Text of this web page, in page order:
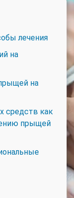
лечения
на
на
средств как
прыщей